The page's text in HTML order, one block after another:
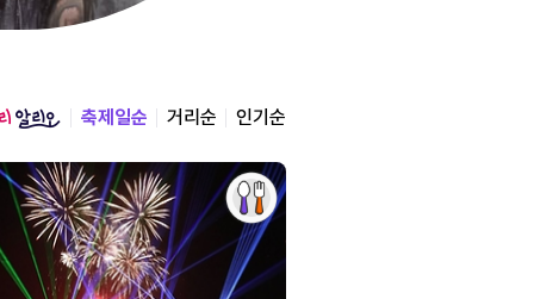
축제일순 거리순 인기순